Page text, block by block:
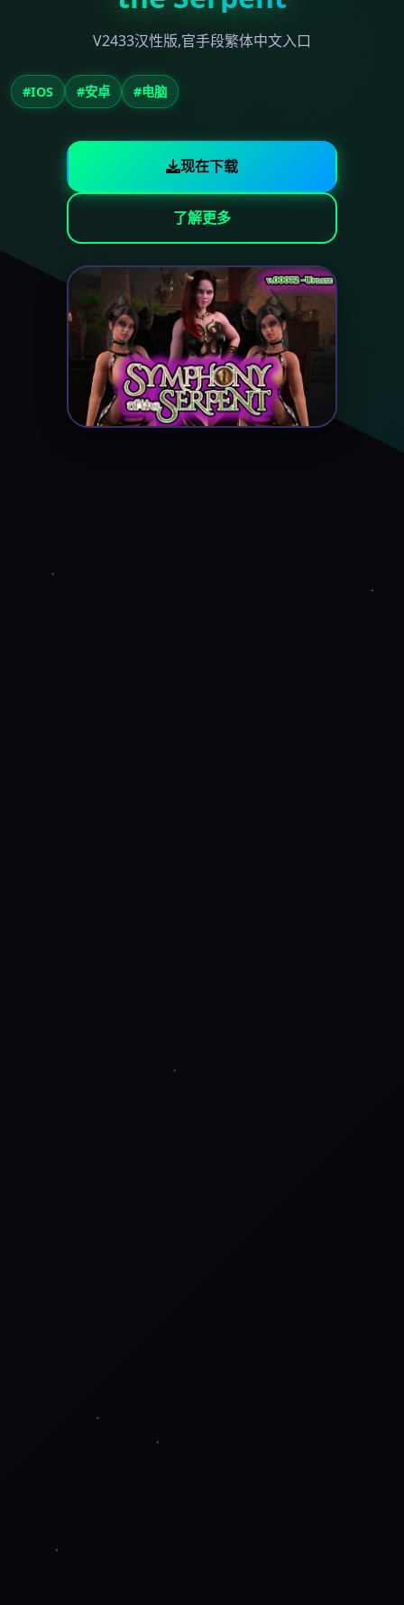
V2433汉性版,官手段繁体中文入口
#IOS #安卓 #电脑
现在下载
了解更多